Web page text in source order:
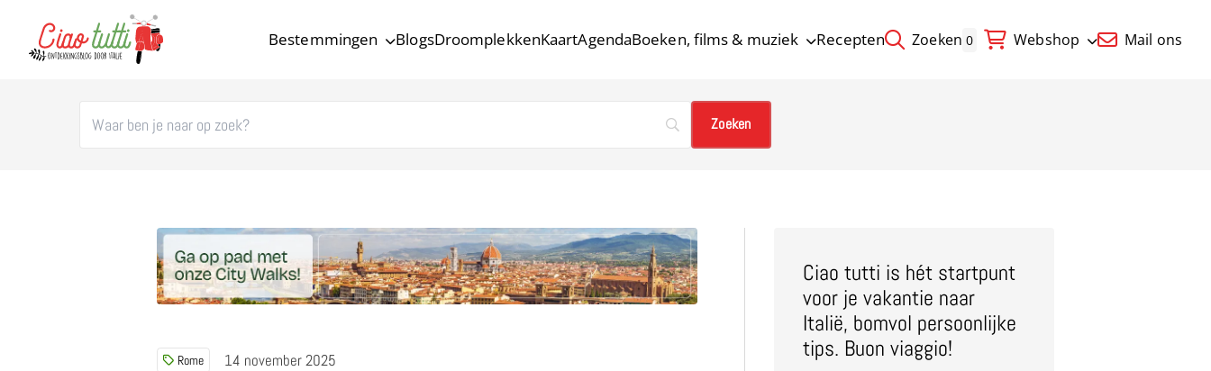
Bestemmingen BlogsDroomplekkenKaartAgendaBoeken, films & muziek Recepten Zoeken 0 Webshop Mail ons
Rome 14 november 2025
Ciao tutti is hét startpunt
voor je vakantie naar
Italië, bomvol persoonlijke
tips. Buon viaggio!